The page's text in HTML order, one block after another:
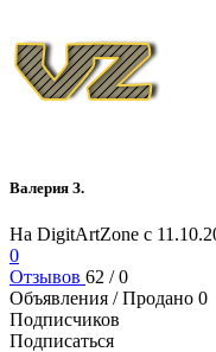
Валерия З.
На DigitArtZone с
0
Отзывов 62 / 0
Объявления / Продано 0
Подписчиков
Подписаться